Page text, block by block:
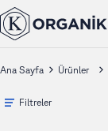
Ana Sayfa Ürünler
Filtreler